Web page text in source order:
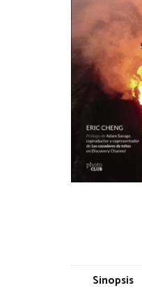
Sinopsis